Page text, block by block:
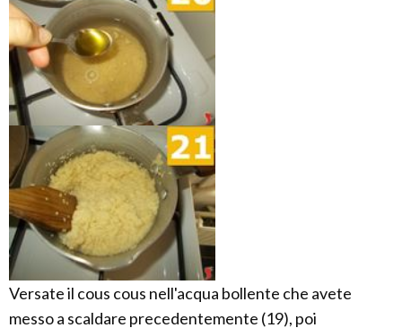
Versate il cous cous nell'acqua bollente che avete
messo a scaldare precedentemente (19), poi